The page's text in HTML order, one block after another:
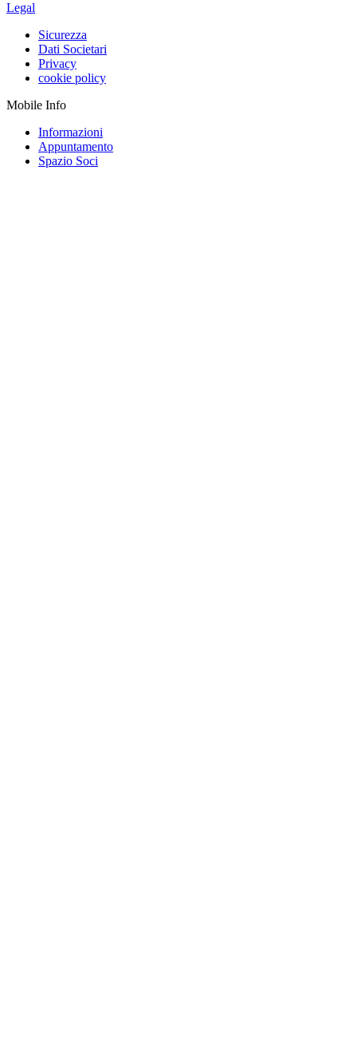
Legal
Sicurezza
Dati Societari
Privacy
cookie policy
Mobile Info
Informazioni
Appuntamento
Spazio Soci